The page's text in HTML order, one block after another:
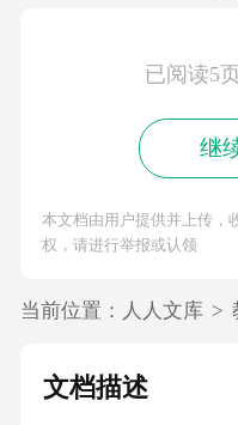
已阅读5
继
本文档由用户提供并上传，
权，请进行举报或认领
当前位置： 人人文库 >
文档描述